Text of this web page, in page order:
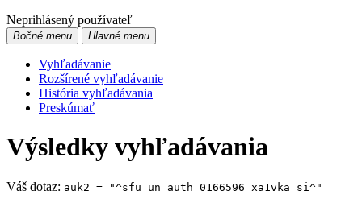
Neprihlásený používateľ
Bočné menu Hlavné menu
Vyhľadávanie
Rozšírené vyhľadávanie
História vyhľadávania
Preskúmať
Výsledky vyhľadávania
Váš dotaz: auk2 = "^sfu_un_auth 0166596 xa1vka si^"